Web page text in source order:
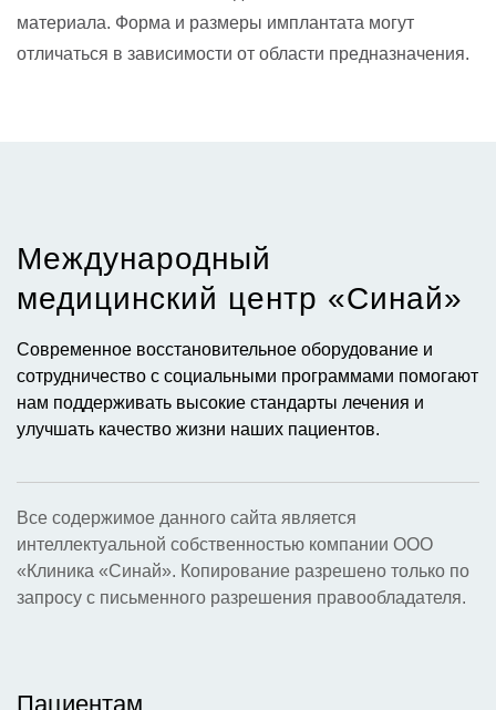
материала. Форма и размеры имплантата могут
отличаться в зависимости от области предназначения.
Международный
медицинский центр «Синай»​
Современное восстановительное оборудование и
сотрудничество с социальными программами помогают
нам поддерживать высокие стандарты лечения и
улучшать качество жизни наших пациентов.
Все содержимое данного сайта является
интеллектуальной собственностью компании ООО
«Клиника «Синай». Копирование разрешено только по
запросу с письменного разрешения правообладателя.
Пациентам